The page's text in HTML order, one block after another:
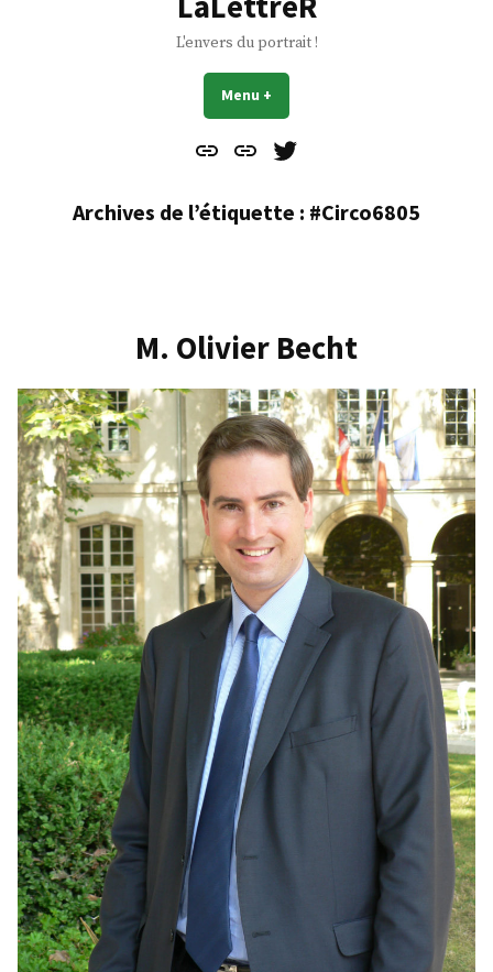
L'envers du portrait !
Menu +
Contact
À
Mes
Archives de l’étiquette : #Circo6805
M. Olivier Becht